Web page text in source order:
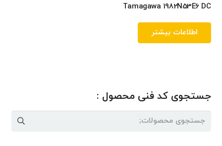
Tamagawa 1982N53E6 DC
اطلاعات بیشتر
جستجوی کد فنی محصول :
جستجو